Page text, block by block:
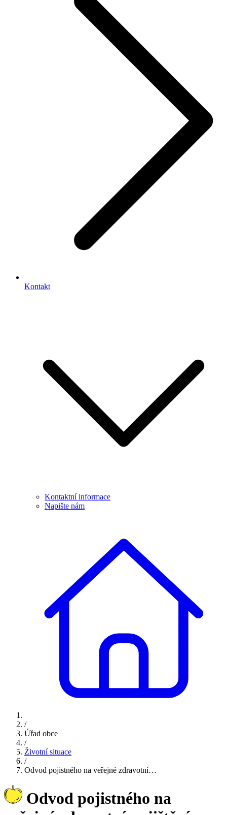
Kontakt
Kontaktní informace
Napište nám
/
Úřad obce
/
Životní situace
/
Odvod pojistného na veřejné zdravotní…
Odvod pojistného na